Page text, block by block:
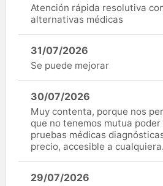
Atención rápida resolutiva
alternativas médicas
31/07/2026
Se puede mejorar
30/07/2026
Muy contenta, porque nos
que no tenemos mutua poder
pruebas médicas
precio, accesible a cualquiera.
29/07/2026